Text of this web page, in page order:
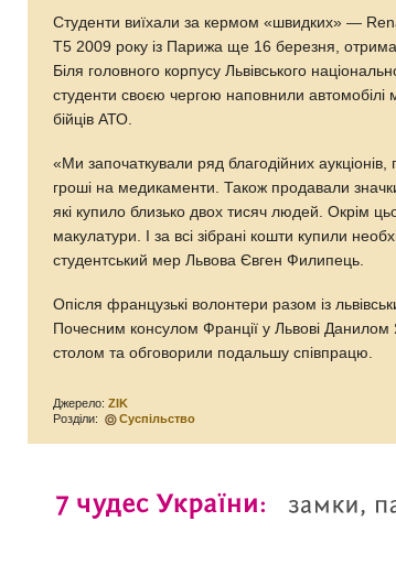
Студенти виїхали за кермом «швидких» —
T5 2009 року із Парижа ще 16 березня,
Біля головного корпусу Львівського
студенти своєю чергою наповнили
бійців АТО.
«Ми започаткували ряд благодійних
гроші на медикаменти. Також продавали
які купило близько двох тисяч людей. Окрім
макулатури. І за всі зібрані кошти купили
студентський мер Львова Євген Филипець.
Опісля французькі волонтери разом із
Почесним консулом Франції у Львові
столом та обговорили подальшу співпрацю.
Джерело:ZIK
Розділи:
Суспільство